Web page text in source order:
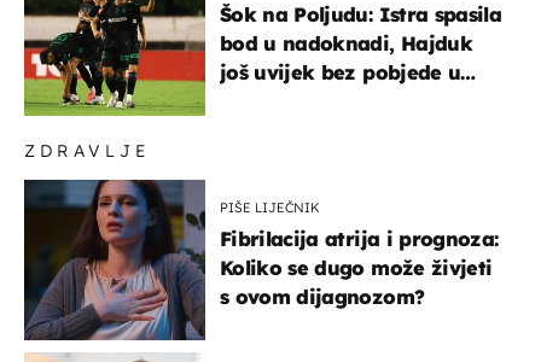
ZDRAVLJE
PIŠE LIJEČNIK
Fibrilacija atrija i prognoza:
Koliko se dugo može živjeti
s ovom dijagnozom?
Šok na Poljudu: Istra spasila
bod u nadoknadi, Hajduk
još uvijek bez pobjede u